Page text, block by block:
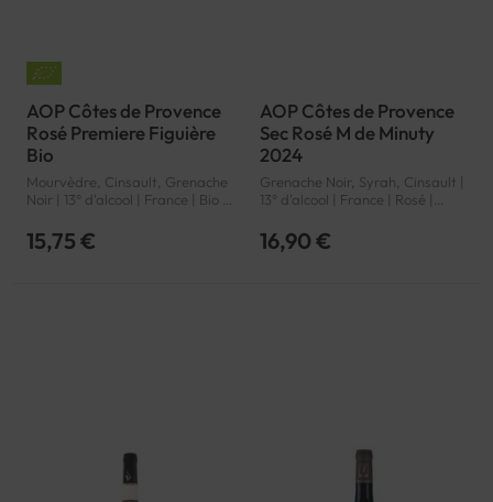
AOP Côtes de Provence
Rosé Premiere Figuière
Bio
Mourvèdre, Cinsault, Grenache
Noir | 13° d'alcool | France | Bio |
Provence | AOP
15,75 €
AOP Côtes de Provence
Sec Rosé M de Minuty
2024
Grenache Noir, Syrah, Cinsault |
13° d'alcool | France | Rosé |
AOP
16,90 €